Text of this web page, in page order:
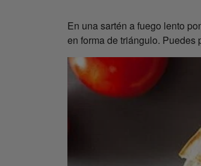
En una sartén a fuego lento
en forma de triángulo.